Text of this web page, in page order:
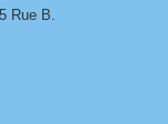
Rue B.